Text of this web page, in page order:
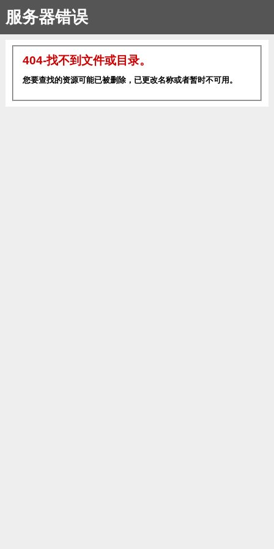
服务器错误
404-找不到文件或目录。
您要查找的资源可能已被删除，已更改名称或者暂时不可用。